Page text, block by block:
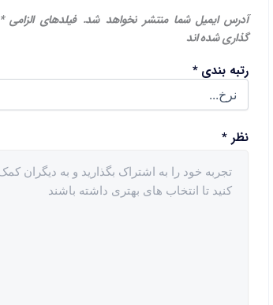
آدرس ایمیل شما منتشر نخواهد شد. فیلدهای الزامی*
گذاری شده اند
رتبه بندی*
نظر *